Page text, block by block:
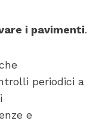
i pavimenti.
periodici a
e